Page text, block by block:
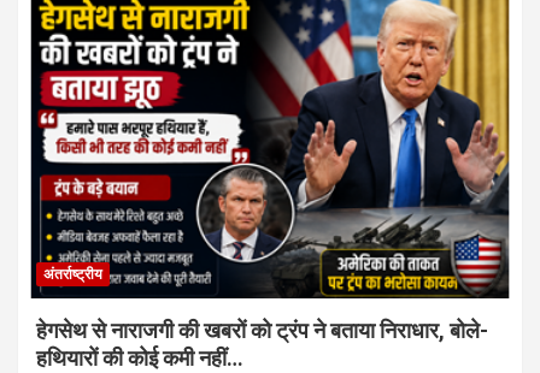
अंतर्राष्ट्रीय
हेगसेथ से नाराजगी की खबरों को ट्रंप ने बताया निराधार, बोले-
हथियारों की कोई कमी नहीं…